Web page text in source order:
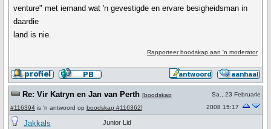
venture" met iemand wat 'n gevestigde en ervare besigheidsman in
daardie
land is nie.
Rapporteer boodskap aan 'n moderator
Re: Vir Katryn en Jan van Perth [boodskap
#116394 is 'n antwoord op boodskap #116362]
Sa., 23 Februarie
2008 15:17
Jakkals Junior Lid